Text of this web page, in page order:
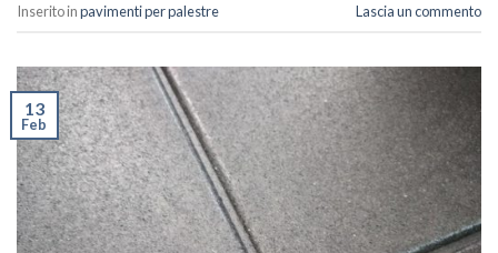
Inserito inpavimenti per palestre Lascia un commento
13
Feb